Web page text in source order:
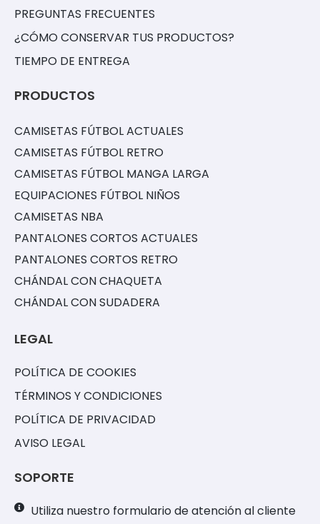
PREGUNTAS FRECUENTES
¿CÓMO CONSERVAR TUS PRODUCTOS?
TIEMPO DE ENTREGA
PRODUCTOS
CAMISETAS FÚTBOL ACTUALES
CAMISETAS FÚTBOL RETRO
CAMISETAS FÚTBOL MANGA LARGA
EQUIPACIONES FÚTBOL NIÑOS
CAMISETAS NBA
PANTALONES CORTOS ACTUALES
PANTALONES CORTOS RETRO
CHÁNDAL CON CHAQUETA
CHÁNDAL CON SUDADERA
LEGAL
POLÍTICA DE COOKIES
TÉRMINOS Y CONDICIONES
POLÍTICA DE PRIVACIDAD
AVISO LEGAL
SOPORTE
Utiliza nuestro formulario de atención al cliente